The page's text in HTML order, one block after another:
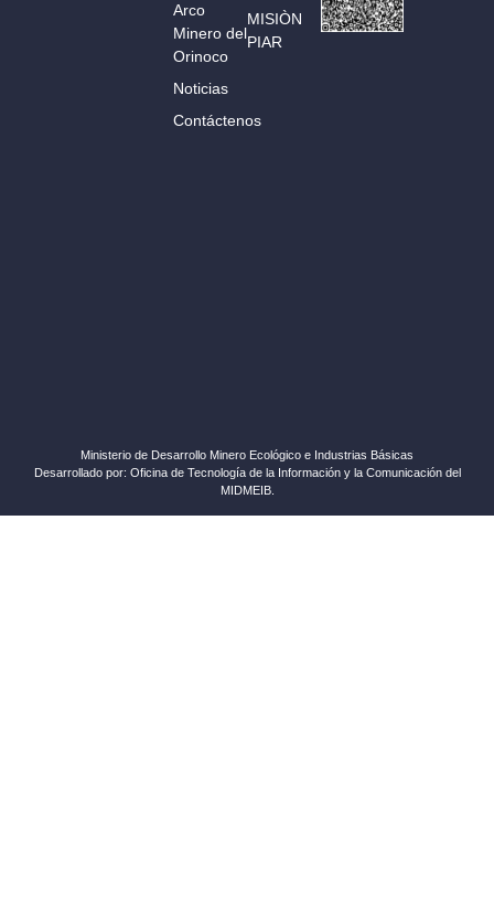
MISIÒN
PIAR
Arco
Minero del
Orinoco
Noticias
Contáctenos
Ministerio de Desarrollo Minero Ecológico e Industrias Básicas
Desarrollado por: Oficina de Tecnología de la Información y la Comunicación del
MIDMEIB.